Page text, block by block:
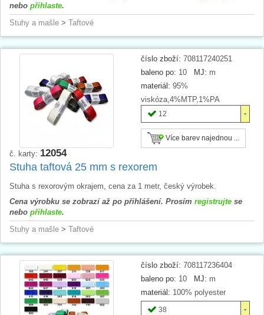
nebo přihlaste.
Stuhy a mašle > Taftové
číslo zboží: 708117240251
baleno po: 10 MJ: m
materiál: 95%
viskóza,4%MTP,1%PA
12
Více barev najednou ...
č. karty: 12054
Stuha taftová 25 mm s rexorem
Stuha s rexorovým okrajem, cena za 1 metr, český výrobek.
Cena výrobku se zobrazí až po přihlášení. Prosím registrujte se
nebo přihlaste.
Stuhy a mašle > Taftové
číslo zboží: 708117236404
baleno po: 10 MJ: m
materiál: 100% polyester
38